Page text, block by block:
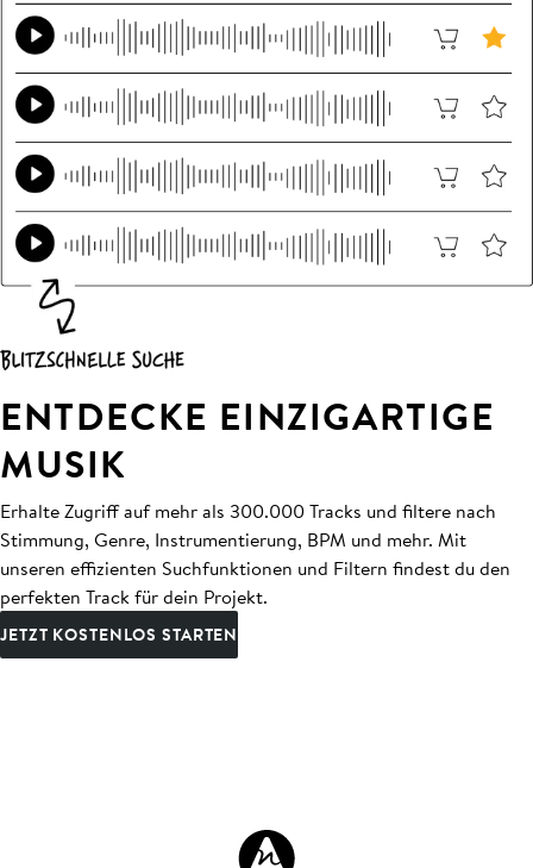
ENTDECKE EINZIGARTIGE
MUSIK
Erhalte Zugriff auf mehr als 300.000 Tracks und filtere nach
Stimmung, Genre, Instrumentierung, BPM und mehr. Mit
unseren effizienten Suchfunktionen und Filtern findest du den
perfekten Track für dein Projekt.
JETZT KOSTENLOS STARTEN